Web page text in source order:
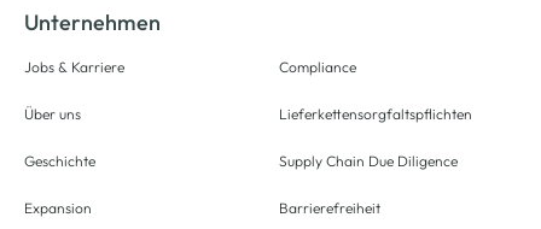
Unternehmen
Jobs & Karriere
Über uns
Geschichte
Expansion
Compliance
Lieferkettensorgfaltspflichten
Supply Chain Due Diligence
Barrierefreiheit